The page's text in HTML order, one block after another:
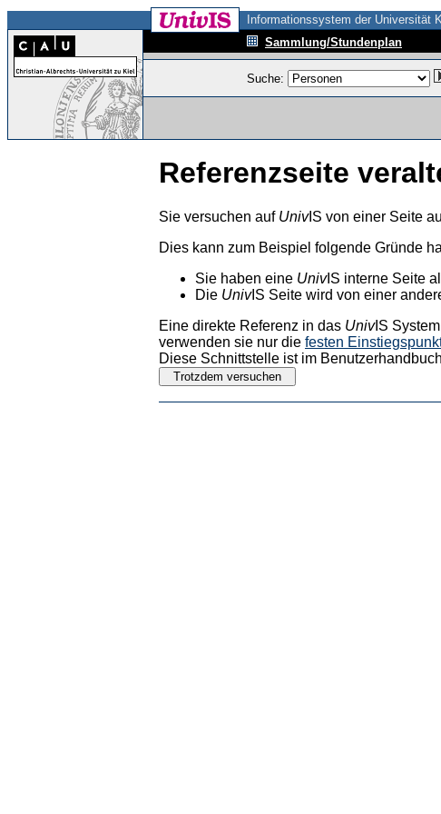
Informationssystem der Universität
Sammlung/Stundenplan
Suche:
Referenzseite
Sie versuchen auf UnivIS von einer Seite
Dies kann zum Beispiel folgende Gründe
Sie haben eine UnivIS interne Seite
Die UnivIS Seite wird von einer
Eine direkte Referenz in das UnivIS
verwenden sie nur die festen
Diese Schnittstelle ist im